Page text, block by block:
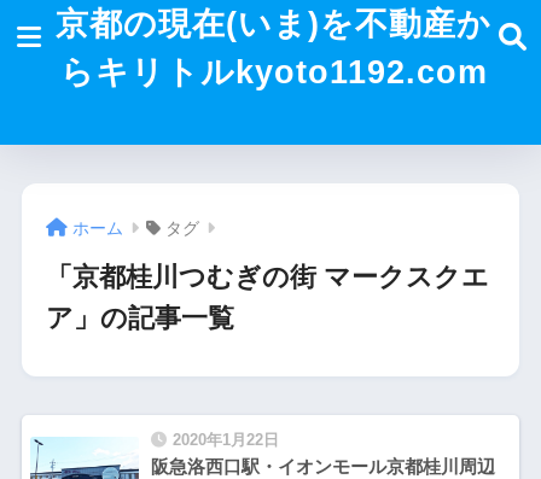
京都の現在(いま)を不動産か
らキリトルkyoto1192.com
ホーム タグ
「京都桂川つむぎの街 マークスクエ
ア」の記事一覧
2020年1月22日
阪急洛西口駅・イオンモール京都桂川周辺